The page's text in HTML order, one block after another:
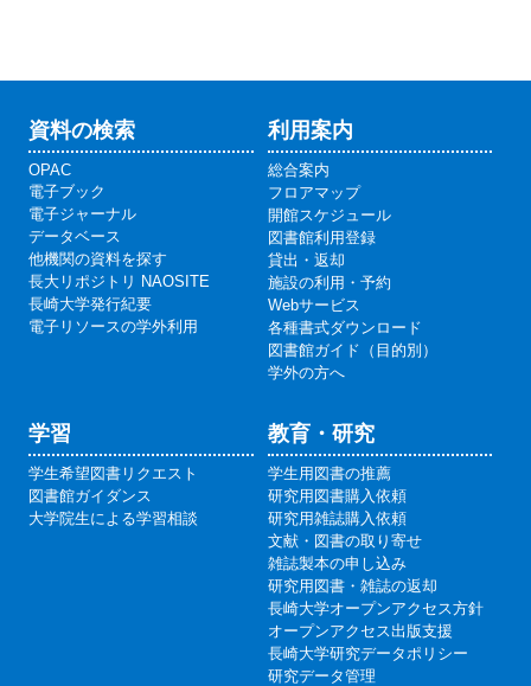
資料の検索
OPAC
電子ブック
電子ジャーナル
データベース
他機関の資料を探す
長大リポジトリ NAOSITE
長崎大学発行紀要
電子リソースの学外利用
利用案内
総合案内
フロアマップ
開館スケジュール
図書館利用登録
貸出・返却
施設の利用・予約
Webサービス
各種書式ダウンロード
図書館ガイド（目的別）
学外の方へ
学習
学生希望図書リクエスト
図書館ガイダンス
大学院生による学習相談
教育・研究
学生用図書の推薦
研究用図書購入依頼
研究用雑誌購入依頼
文献・図書の取り寄せ
雑誌製本の申し込み
研究用図書・雑誌の返却
長崎大学オープンアクセス方針
オープンアクセス出版支援
長崎大学研究データポリシー
研究データ管理